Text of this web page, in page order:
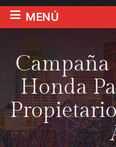
≡ MENÚ
Honda